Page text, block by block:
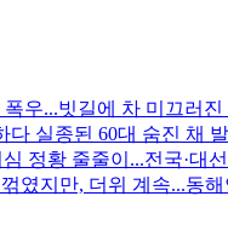
우...빗길에 차 미끄러진
다 실종된 60대 숨진 채
정황 줄줄이...전국·대
였지만, 더위 계속...동해